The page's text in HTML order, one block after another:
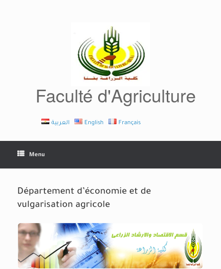
Faculté d'Agriculture
العربية English Français
Menu
Département d’économie et de
vulgarisation agricole